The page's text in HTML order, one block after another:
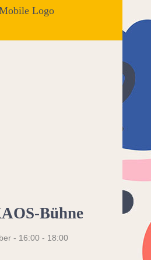
Bühne
- 16:00 - 18:00